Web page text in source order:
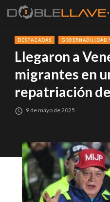
DESTACADAS GOBERNABILIDAD
Llegaron a
migrantes en
repatriación
9 de mayo de 2025